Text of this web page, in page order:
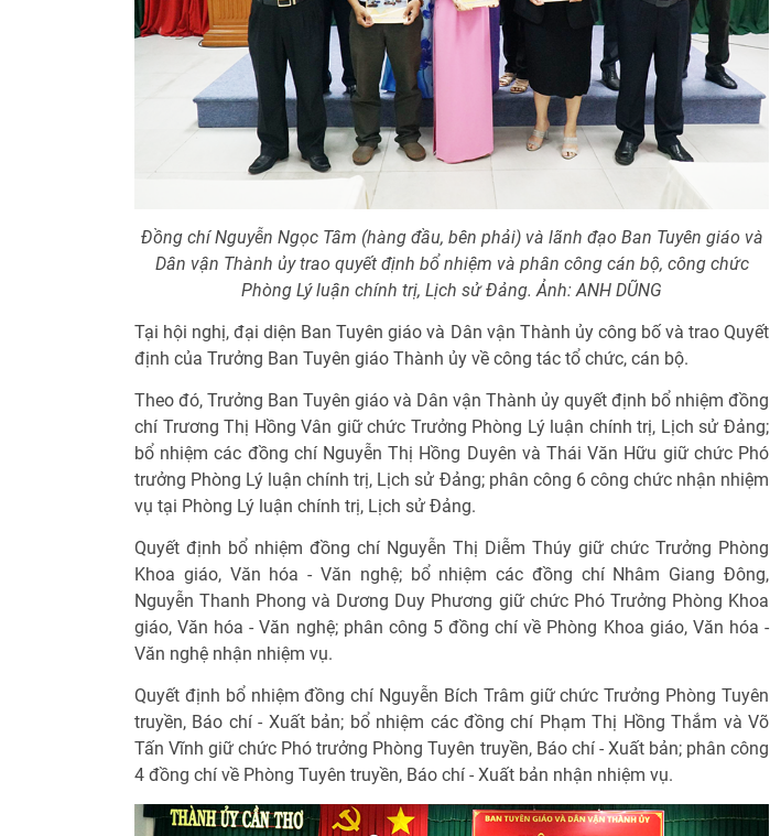
Đồng chí Nguyễn Ngọc Tâm (hàng đầu, bên phải) và lãnh đạo Ban Tuyên giáo và
Dân vận Thành ủy trao quyết định bổ nhiệm và phân công cán bộ, công chức
Phòng Lý luận chính trị, Lịch sử Đảng. Ảnh: ANH DŨNG
Tại hội nghị, đại diện Ban Tuyên giáo và Dân vận Thành ủy công bố và trao Quyết
định của Trưởng Ban Tuyên giáo Thành ủy về công tác tổ chức, cán bộ.
Theo đó, Trưởng Ban Tuyên giáo và Dân vận Thành ủy quyết định bổ nhiệm đồng
chí Trương Thị Hồng Vân giữ chức Trưởng Phòng Lý luận chính trị, Lịch sử Đảng;
bổ nhiệm các đồng chí Nguyễn Thị Hồng Duyên và Thái Văn Hữu giữ chức Phó
trưởng Phòng Lý luận chính trị, Lịch sử Đảng; phân công 6 công chức nhận nhiệm
vụ tại Phòng Lý luận chính trị, Lịch sử Đảng.
Quyết định bổ nhiệm đồng chí Nguyễn Thị Diễm Thúy giữ chức Trưởng Phòng
Khoa giáo, Văn hóa - Văn nghệ; bổ nhiệm các đồng chí Nhâm Giang Đông,
Nguyễn Thanh Phong và Dương Duy Phương giữ chức Phó Trưởng Phòng Khoa
giáo, Văn hóa - Văn nghệ; phân công 5 đồng chí về Phòng Khoa giáo, Văn hóa -
Văn nghệ nhận nhiệm vụ.
Quyết định bổ nhiệm đồng chí Nguyễn Bích Trâm giữ chức Trưởng Phòng Tuyên
truyền, Báo chí - Xuất bản; bổ nhiệm các đồng chí Phạm Thị Hồng Thắm và Võ
Tấn Vĩnh giữ chức Phó trưởng Phòng Tuyên truyền, Báo chí - Xuất bản; phân công
4 đồng chí về Phòng Tuyên truyền, Báo chí - Xuất bản nhận nhiệm vụ.